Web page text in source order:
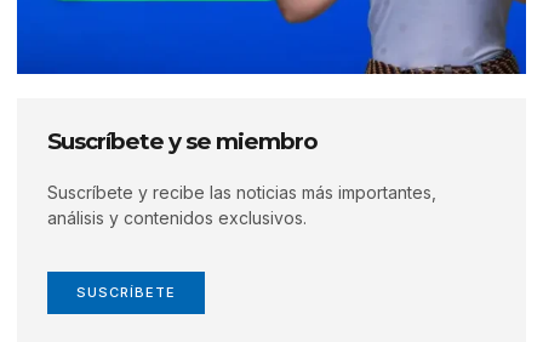
Suscríbete y se miembro
Suscríbete y recibe las noticias más importantes,
análisis y contenidos exclusivos.
SUSCRÍBETE